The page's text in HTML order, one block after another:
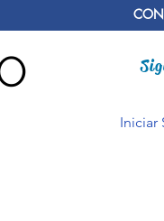
Iniciar